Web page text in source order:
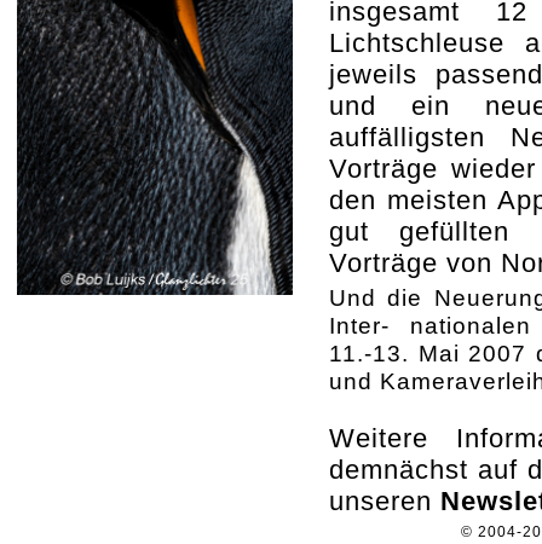
insgesamt
Lichtschleuse
jeweils
und ein
auffälligsten
Vorträge
den meisten
gut gefüllten
Vorträge von
Und die
Inter-
11.-13. Mai 2007
und
Weitere
demnächst auf
unseren
© 2004-